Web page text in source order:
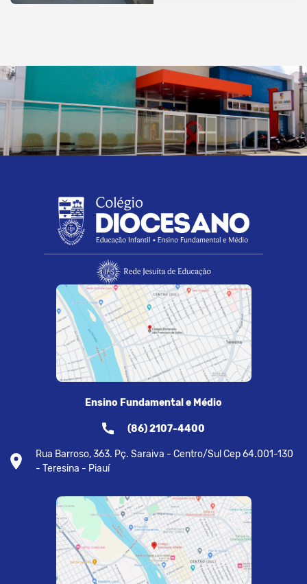
Ensino Fundamental e Médio
(86) 2107-4400
Rua Barroso, 363. Pç. Saraiva - Centro/Sul Cep 64.001-130
- Teresina - Piauí